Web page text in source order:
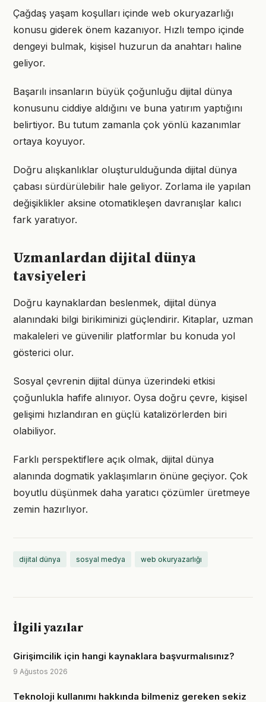
Çağdaş yaşam koşulları içinde web okuryazarlığı
konusu giderek önem kazanıyor. Hızlı tempo içinde
dengeyi bulmak, kişisel huzurun da anahtarı haline
geliyor.
Başarılı insanların büyük çoğunluğu dijital dünya
konusunu ciddiye aldığını ve buna yatırım yaptığını
belirtiyor. Bu tutum zamanla çok yönlü kazanımlar
ortaya koyuyor.
Doğru alışkanlıklar oluşturulduğunda dijital dünya
çabası sürdürülebilir hale geliyor. Zorlama ile yapılan
değişiklikler aksine otomatikleşen davranışlar kalıcı
fark yaratıyor.
Uzmanlardan dijital dünya
tavsiyeleri
Doğru kaynaklardan beslenmek, dijital dünya
alanındaki bilgi birikiminizi güçlendirir. Kitaplar, uzman
makaleleri ve güvenilir platformlar bu konuda yol
gösterici olur.
Sosyal çevrenin dijital dünya üzerindeki etkisi
çoğunlukla hafife alınıyor. Oysa doğru çevre, kişisel
gelişimi hızlandıran en güçlü katalizörlerden biri
olabiliyor.
Farklı perspektiflere açık olmak, dijital dünya
alanında dogmatik yaklaşımların önüne geçiyor. Çok
boyutlu düşünmek daha yaratıcı çözümler üretmeye
zemin hazırlıyor.
dijital dünya sosyal medya web okuryazarlığı
İlgili yazılar
Girişimcilik için hangi kaynaklara başvurmalısınız?
9 Ağustos 2026
Teknoloji kullanımı hakkında bilmeniz gereken sekiz